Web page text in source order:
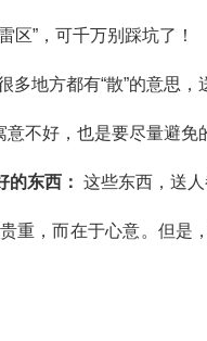
区”，可千万别踩坑了！
多地方都有“散”的意思
意不好，也是要尽量避免
的东西： 这些东西，送
重，而在于心意。但是